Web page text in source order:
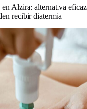
en Alzira: alternativa eficaz
recibir diatermia